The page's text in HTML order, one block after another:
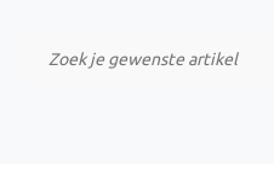
Custom Made Projecten